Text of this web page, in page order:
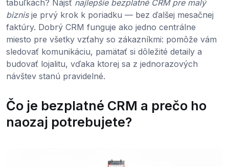
tabuľkách? Nájsť najlepšie bezplatné CRM pre malý
biznisje prvý krok k poriadku — bez ďalšej mesačnej
faktúry. Dobrý CRM funguje ako jedno centrálne
miesto pre všetky vzťahy so zákazníkmi: pomôže vám
sledovať komunikáciu, pamätať si dôležité detaily a
budovať lojalitu, vďaka ktorej sa z jednorazových
návštev stanú pravidelné.
Čo je bezplatné CRM a prečo ho
naozaj potrebujete?